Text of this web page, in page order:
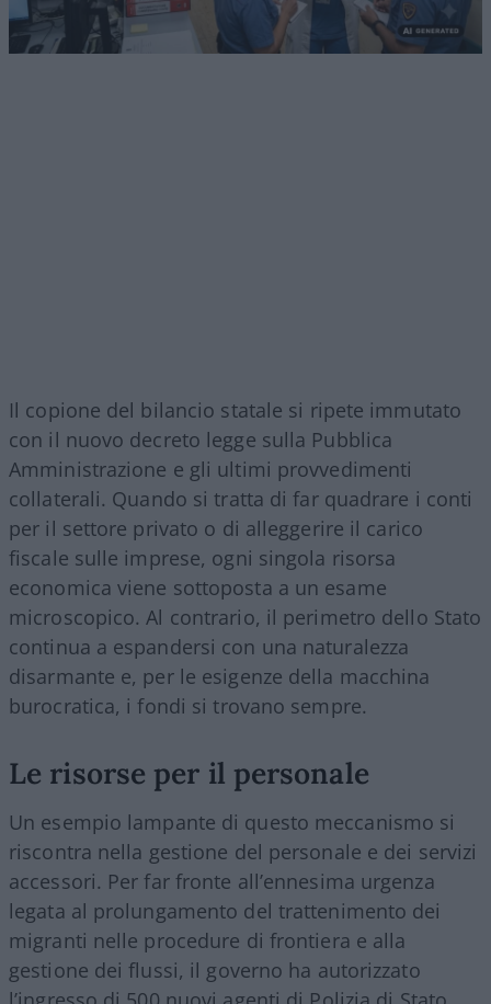
Il copione del bilancio statale si ripete immutato
con il nuovo decreto legge sulla Pubblica
Amministrazione e gli ultimi provvedimenti
collaterali. Quando si tratta di far quadrare i conti
per il settore privato o di alleggerire il carico
fiscale sulle imprese, ogni singola risorsa
economica viene sottoposta a un esame
microscopico. Al contrario, il perimetro dello Stato
continua a espandersi con una naturalezza
disarmante e, per le esigenze della macchina
burocratica, i fondi si trovano sempre.
Le risorse per il personale
Un esempio lampante di questo meccanismo si
riscontra nella gestione del personale e dei servizi
accessori. Per far fronte all’ennesima urgenza
legata al prolungamento del trattenimento dei
migranti nelle procedure di frontiera e alla
gestione dei flussi, il governo ha autorizzato